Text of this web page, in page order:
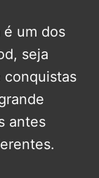
é um dos
seja
conquistas
antes